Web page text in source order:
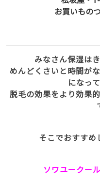
お買いもの
みなさん保湿は
めんどくさいと時間が
になっ
脱毛の効果をより効果
そこでおすすめ
ソワユークー